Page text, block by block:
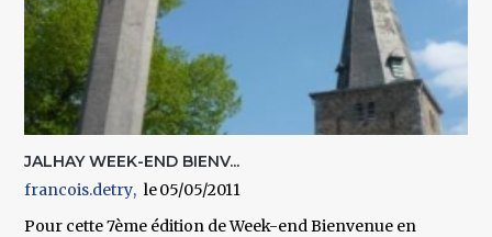
JALHAY WEEK-END BIENV...
francois.detry
05/05/2011
Pour cette 7ème édition de Week-end Bienvenue en